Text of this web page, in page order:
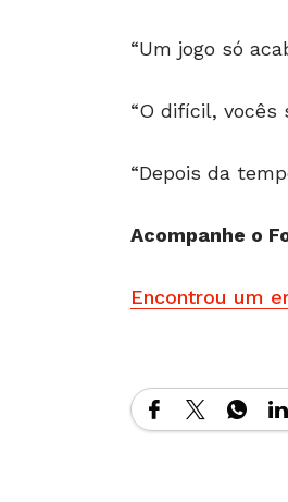
“Um jogo só
“O difícil, vocês
“Depois da
Acompanhe o
Encontrou um